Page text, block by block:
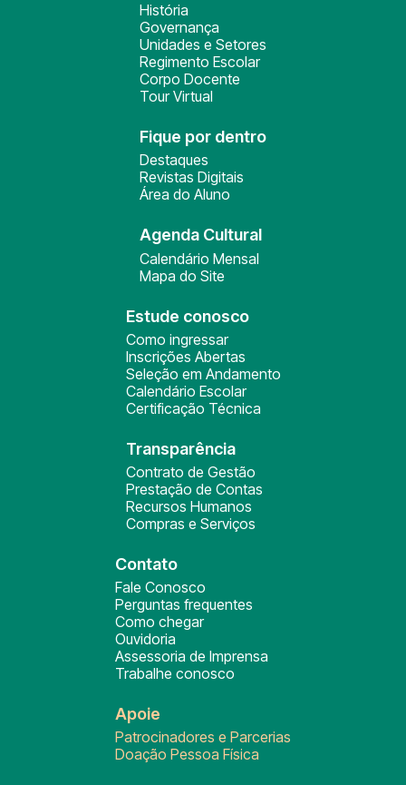
História
Governança
Unidades e Setores
Regimento Escolar
Corpo Docente
Tour Virtual
Fique por dentro
Destaques
Revistas Digitais
Área do Aluno
Agenda Cultural
Calendário Mensal
Mapa do Site
Estude conosco
Como ingressar
Inscrições Abertas
Seleção em Andamento
Calendário Escolar
Certificação Técnica
Transparência
Contrato de Gestão
Prestação de Contas
Recursos Humanos
Compras e Serviços
Contato
Fale Conosco
Perguntas frequentes
Como chegar
Ouvidoria
Assessoria de Imprensa
Trabalhe conosco
Apoie
Patrocinadores e Parcerias
Doação Pessoa Física